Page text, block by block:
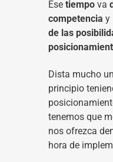
Ese tiempo va
competencia y
de las
Dista mucho
principio
tenemos que
nos ofrezca
hora de